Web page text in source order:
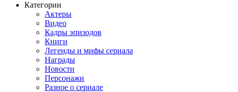
Категории
Актеры
Видео
Кадры эпизодов
Книги
Легенды и мифы сериала
Награды
Новости
Персонажи
Разное о сериале